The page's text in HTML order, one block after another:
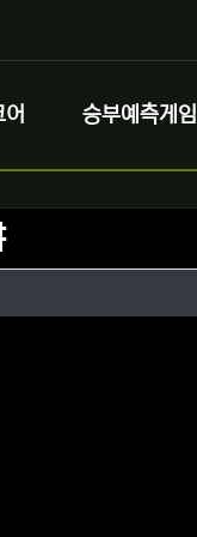
승부예측게임